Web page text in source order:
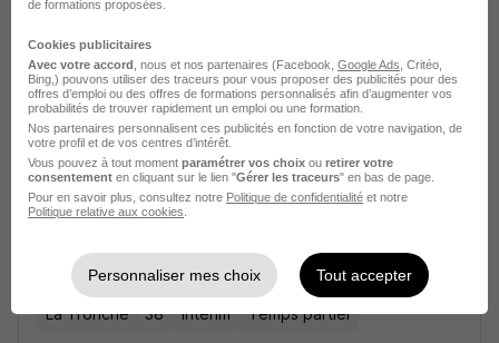
Cette offre n’est plus disponible depuis le 13/06/26
Randstad
La Tronche - 38 Intérim Temps partiel
de formations proposées.
Cookies publicitaires
Avec votre accord , nous et nos partenaires (Facebook, Google Ads , Critéo,
Bing,) pouvons utiliser des traceurs pour vous proposer des publicités pour des
offres d’emploi ou des offres de formations personnalisés afin d’augmenter vos
probabilités de trouver rapidement un emploi ou une formation.
Nos partenaires personnalisent ces publicités en fonction de votre navigation, de
votre profil et de vos centres d’intérêt.
Vous pouvez à tout moment paramétrer vos choix ou retirer votre
consentement en cliquant sur le lien "Gérer les traceurs" en bas de page.
Pour en savoir plus, consultez notre Politique de confidentialité et notre
Politique relative aux cookies
Personnaliser mes choix Tout accepter